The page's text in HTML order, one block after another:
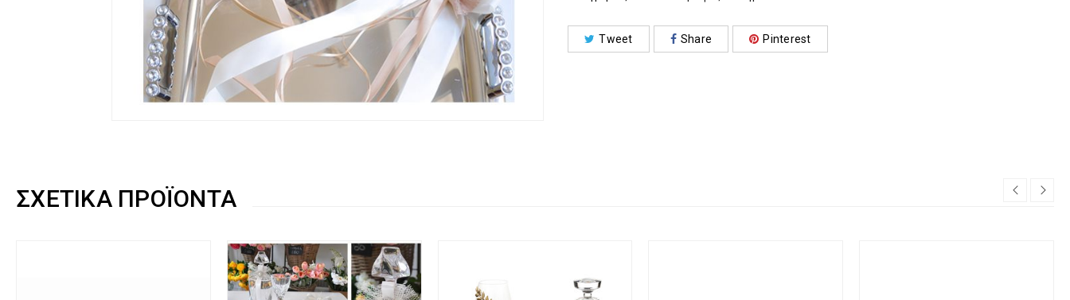
Tweet Share Pinterest
ΣΧΕΤΙΚΆ ΠΡΟΪΌΝΤΑ